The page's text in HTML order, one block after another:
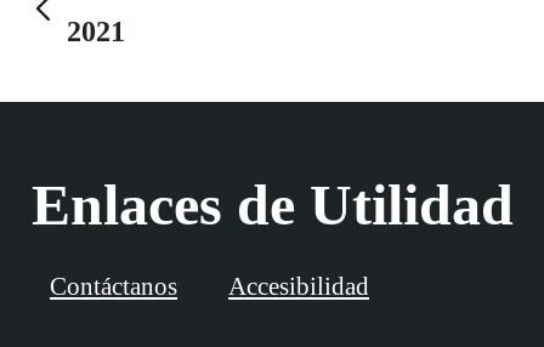
primeras Jornadas de Ajuste a la Discapacidad Visual,
celebradas en Sevilla: ¿Cómo ajustarse a las nuevas
2021
Enlaces de Utilidad
Contáctanos Accesibilidad